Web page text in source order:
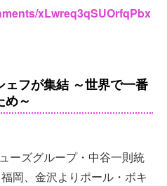
xLwreq3qSUOrfqPbx
フが集結 ～世界で一番
め～
ーズグループ・中谷一則統
岡、金沢よりポール・ボキ